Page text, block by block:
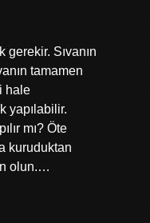
Sıvanın
tamamen
hale
yapılabilir.
mı? Öte
kuruduktan
olun.…